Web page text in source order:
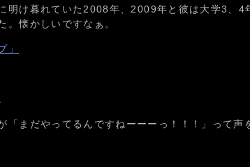
明け暮れていた2008年、2009年と彼は大学3、
。懐かしいですなぁ。
」
まだやってるんですねーーーっ！！！」って声